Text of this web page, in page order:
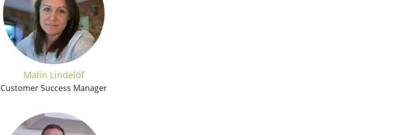
Malin Lindelöf
Customer Success Manager